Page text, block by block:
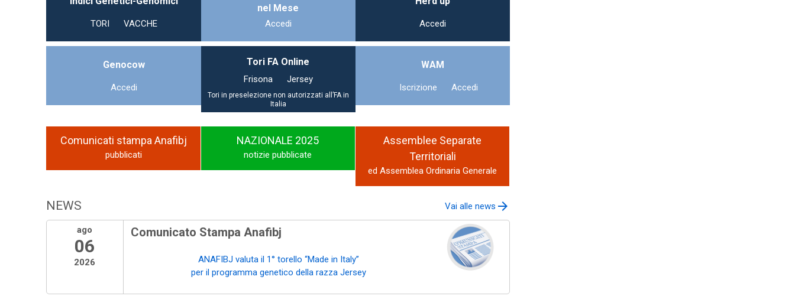
TORI VACCHE
nel Mese
Accedi Accedi
Genocow
Accedi
Tori FA Online
Frisona Jersey
Tori in preselezione non autorizzati all’FA in
Italia
WAM
Iscrizione Accedi
Comunicati stampa Anafibj
pubblicati
NAZIONALE 2025
notizie pubblicate
Assemblee Separate
Territoriali
ed Assemblea Ordinaria Generale
NEWS Vai alle news arrow_forward
ago
06
2026
Comunicato Stampa Anafibj
ANAFIBJ valuta il 1° torello “Made in Italy”
per il programma genetico della razza Jersey